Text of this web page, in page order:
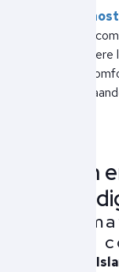
eenvoudig
een
oog voor
koudere
Truien
Luxe
ultiem
Stone